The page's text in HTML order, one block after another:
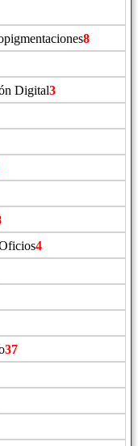
8
Digital3
4
37